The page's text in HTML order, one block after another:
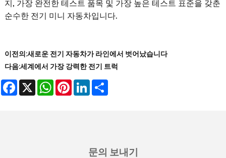
지, 가장 완전한 테스트 품목 및 가장 높은 테스트 표준을 갖춘
순수한 전기 미니 자동차입니다.
이전의:새로운 전기 자동차가 라인에서 벗어났습니다
다음:세계에서 가장 강력한 전기 트럭
Facebook
X WhatsApp
Pinterest
LinkedIn
문의 보내기